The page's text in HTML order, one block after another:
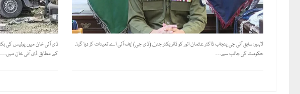
لاہور: سابق آئی جی پنجاب ڈاکٹر عثمان انور کو ڈائریکٹر جنرل (ڈی جی) ایف آئی اے تعینات کر دیا گیا۔
حکومت کی جانب سے…
کے مطابق ڈی آئی خان میں…